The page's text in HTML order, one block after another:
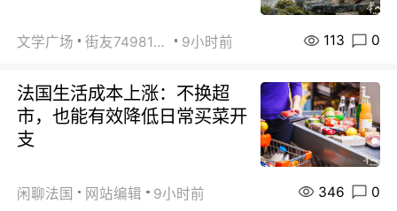
文学广场 街友74981146 9小时前 113 0
法国生活成本上涨：不换超
市，也能有效降低日常买菜开
支
闲聊法国 网站编辑 9小时前 346 0